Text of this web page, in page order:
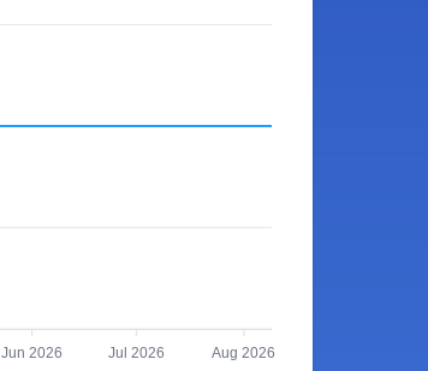
Jun 2026 Jul 2026 Aug 2026